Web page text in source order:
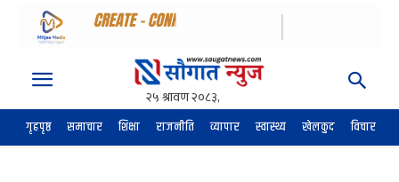
गृहपृष्ठ समाचार शिक्षा राजनीति व्यापार स्वास्थ्य खेलकुद विचार